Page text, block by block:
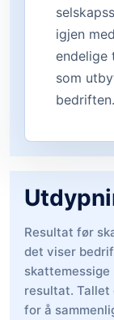
igjen
endelige
som
bedriften.
Resultat før
det viser
resultat.
for å